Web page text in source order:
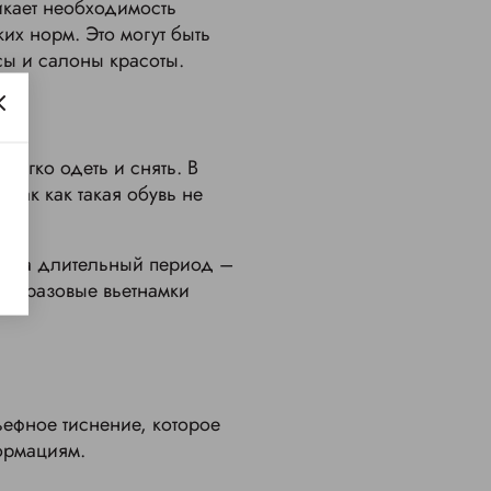
необходимость
норм. Это могут быть
и салоны красоты.
одеть и снять. В
как такая обувь не
на длительный период –
вьетнамки
тиснение, которое